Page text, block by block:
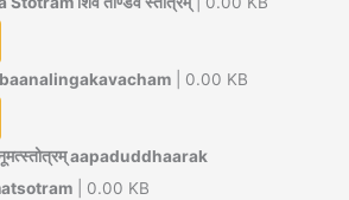
baanalingakavacham | 0.00 KB
aapaduddhaarak
| 0.00 KB